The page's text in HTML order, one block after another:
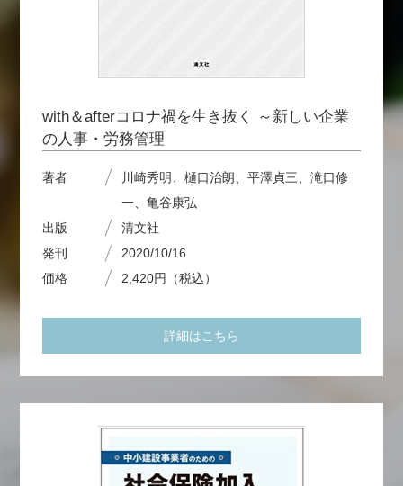
with＆afterコロナ禍を生き抜く ～新しい企業
の人事・労務管理
著者
川崎秀明、樋口治朗、平澤貞三、滝口修
一、亀谷康弘
出版
清文社
発刊
2020/10/16
価格
2,420円（税込）
詳細はこちら